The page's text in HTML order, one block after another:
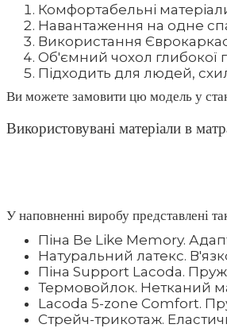
Комфортабельні
Навантаження на одне
Використання
Об'ємний чохол глибокої
Підходить для людей,
Ви можете замовити цю модель у
Використовувані матеріали в
У наповненні виробу представлені
Піна Be Like Memory.
Натуральний латекс.
Піна Support Lacoda.
Термовойлок. Нетканий
Lacoda 5-zone Comfort.
Стрейч-трикотаж.